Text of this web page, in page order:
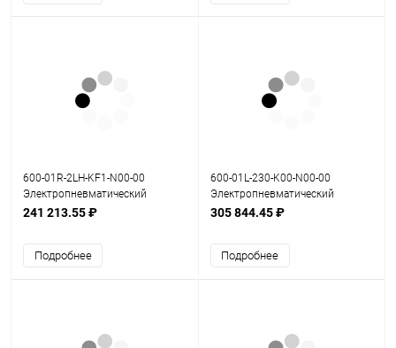
600-01R-2LH-KF1-N00-00
Электропневматический
позиционер серия 600
241 213.55 ₽
Подробнее
600-01L-230-K00-N00-00
Электропневматический
позиционер серия 600
305 844.45 ₽
Подробнее